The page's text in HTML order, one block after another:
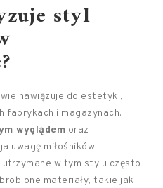
styl
nawiązuje do estetyki,
fabrykach i magazynach.
wyglądem oraz
uwagę miłośników
utrzymane w tym stylu często
materiały, takie jak